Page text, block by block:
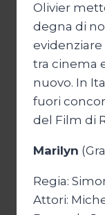
Olivier
degna di
evidenziare
tra cinema
nuovo. In
fuori
del Film di
Marilyn
Regia:
Attori: